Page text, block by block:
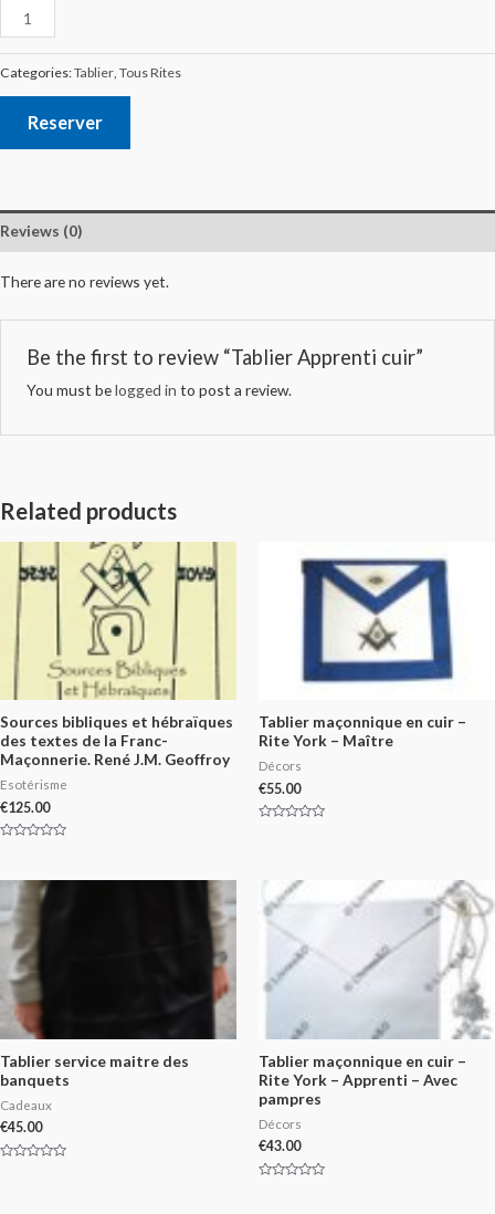
Categories:Tablier, Tous Rites
Reserver
Reviews (0)
There are no reviews yet.
Be the first to review “Tablier Apprenti cuir”
You must belogged in to post a review.
Related products
Sources bibliques et hébraïques
des textes de la Franc-
Maçonnerie. René J.M. Geoffroy
Esotérisme
€125.00
Tablier maçonnique en cuir –
Rite York – Maître
Décors
€55.00
Tablier service maitre des
banquets
Cadeaux
€45.00
Tablier maçonnique en cuir –
Rite York – Apprenti – Avec
pampres
Décors
€43.00